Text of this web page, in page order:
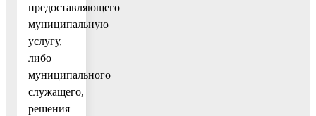
предоставляющего
муниципальную
услугу,
либо
муниципального
служащего,
решения